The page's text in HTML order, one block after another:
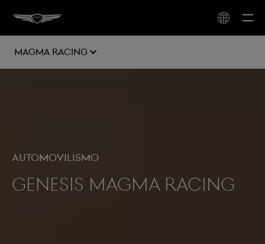
MAGMA RACING
AUTOMOVILISMO
GENESIS MAGMA RACING